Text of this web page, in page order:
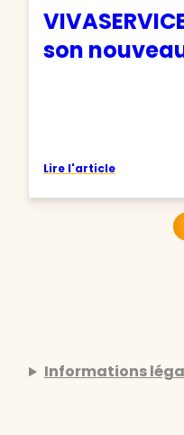
son
Lire l'article
Informations